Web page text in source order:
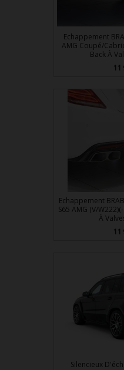
Echappement
AMG Coupé/
Back À
11
Echappement
S65 AMG (V/
À
11
Silencieux